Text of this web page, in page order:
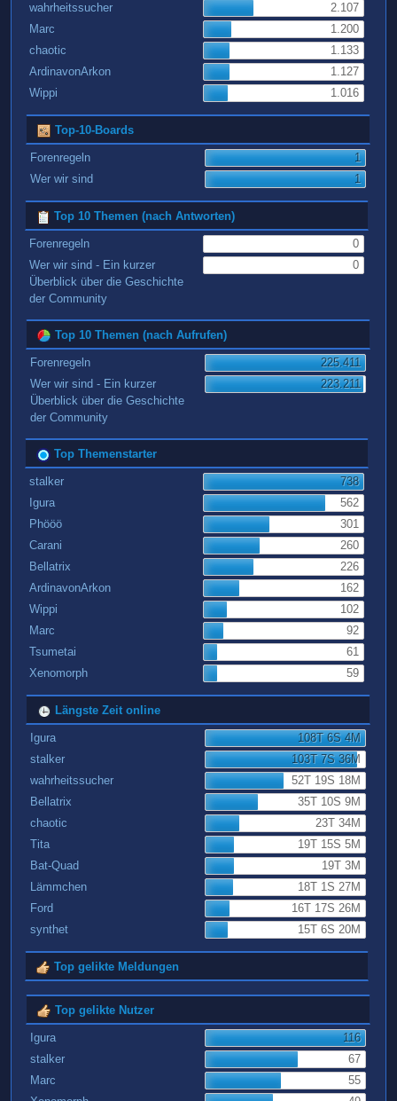
wahrheitssucher
2.107
Marc
1.200
chaotic
1.133
ArdinavonArkon
1.127
Wippi
1.016
Top-10-Boards
Forenregeln
1
Wer wir sind
1
Top 10 Themen (nach Antworten)
Forenregeln
0
Wer wir sind - Ein kurzer
Überblick über die Geschichte
der Community
0
Top 10 Themen (nach Aufrufen)
Forenregeln
225.411
Wer wir sind - Ein kurzer
Überblick über die Geschichte
der Community
223.211
Top Themenstarter
stalker
738
Igura
562
Phööö
301
Carani
260
Bellatrix
226
ArdinavonArkon
162
Wippi
102
Marc
92
Tsumetai
61
Xenomorph
59
Längste Zeit online
Igura
108T 6S 4M
stalker
103T 7S 36M
wahrheitssucher
52T 19S 18M
Bellatrix
35T 10S 9M
chaotic
23T 34M
Tita
19T 15S 5M
Bat-Quad
19T 3M
Lämmchen
18T 1S 27M
Ford
16T 17S 26M
synthet
15T 6S 20M
Top gelikte Meldungen
Top gelikte Nutzer
Igura
116
stalker
67
Marc
55